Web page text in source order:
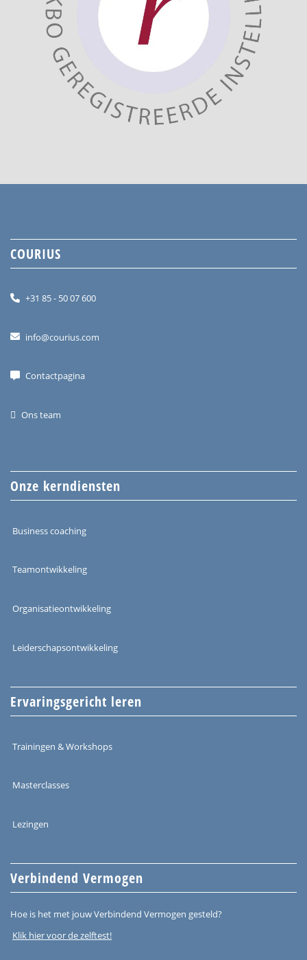
COURIUS
+31 85 - 50 07 600
info@courius.com
Contactpagina
Ons team
Onze kerndiensten
Business coaching
Teamontwikkeling
Organisatieontwikkeling
Leiderschapsontwikkeling
Ervaringsgericht leren
Trainingen & Workshops
Masterclasses
Lezingen
Verbindend Vermogen
Hoe is het met jouw Verbindend Vermogen gesteld?
Klik hier voor de zelftest!